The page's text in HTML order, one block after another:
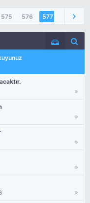
575 576 577 578
Seçenekler
Arama